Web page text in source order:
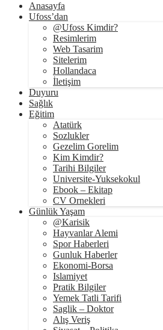
Anasayfa
Ufoss’dan
@Ufoss Kimdir?
Resimlerim
Web Tasarim
Sitelerim
Hollandaca
İletişim
Duyuru
Sağlık
Eğitim
Atatürk
Sozlukler
Gezelim Gorelim
Kim Kimdir?
Tarihi Bilgiler
Universite-Yuksekokul
Ebook – Ekitap
CV Ornekleri
Günlük Yaşam
@Karisik
Hayvanlar Alemi
Spor Haberleri
Gunluk Haberler
Ekonomi-Borsa
Islamiyet
Pratik Bilgiler
Yemek Tatli Tarifi
Saglik – Doktor
Alış Veriş